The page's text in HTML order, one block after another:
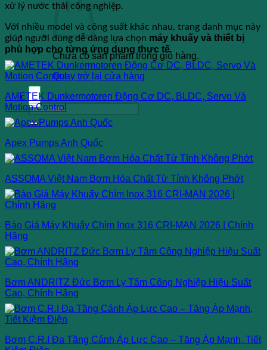
Chưa có sản phẩm trong giỏ hàng.
Quay trở lại cửa hàng
Tìm
kiếm:
xử lý nước thải công nghiệp.
Với nhiều model và công suất khác nhau, trang danh mục này
giúp người dùng dễ dàng lựa chọn máy khuấy và thiết bị
phù hợp cho từng ứng dụng thực tế.
AMETEK Dunkermotoren Động Cơ DC, BLDC, Servo Và
Motion Control
Apex Pumps Anh Quốc
ASSOMA Việt Nam Bơm Hóa Chất Từ Tính Không Phớt
Báo Giá Máy Khuấy Chìm Inox 316 CRI-MAN 2026 | Chính
Hãng
Bơm ANDRITZ Đức Bơm Ly Tâm Công Nghiệp Hiệu Suất
Cao, Chính Hãng
Bơm C.R.I Đa Tầng Cánh Áp Lực Cao – Tăng Áp Mạnh, Tiết